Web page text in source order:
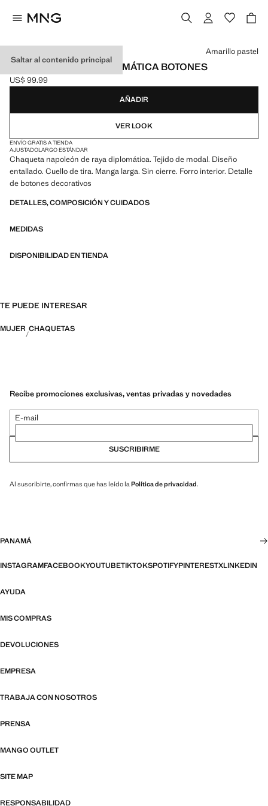
Saltar al contenido principal
CHAQUETA RAYA DIPLOMÁTICA BOTONES
Precio actual [US$ 99.99 ]
US$ 99.99
Selecciona un color
Amarillo pastel
AÑADIR
VER LOOK
ENVÍO GRATIS A TIENDA
AJUSTADOLARGO ESTÁNDAR
Chaqueta napoleón de raya diplomática. Tejido de modal. Diseño
entallado. Cuello de tira. Manga larga. Sin cierre. Forro interior. Detalle
de botones decorativos
DETALLES, COMPOSICIÓN Y CUIDADOS
MEDIDAS
DISPONIBILIDAD EN TIENDA
TE PUEDE INTERESAR
MUJER CHAQUETAS
Recibe promociones exclusivas, ventas privadas y novedades
E-mail
SUSCRIBIRME
Al suscribirte, confirmas que has leído la Política de privacidad.
PANAMÁ
INSTAGRAMFACEBOOKYOUTUBETIKTOKSPOTIFYPINTERESTXLINKEDIN
AYUDA
MIS COMPRAS
DEVOLUCIONES
EMPRESA
TRABAJA CON NOSOTROS
PRENSA
MANGO OUTLET
SITE MAP
RESPONSABILIDAD